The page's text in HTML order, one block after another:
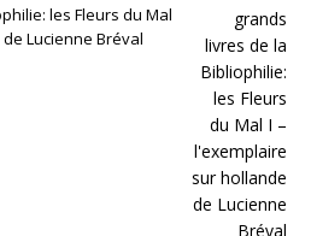
les Fleurs du Mal
Lucienne Bréval